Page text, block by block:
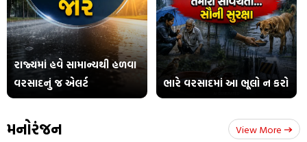
75 વર્ષ બાદ ભાજપના જનક કહેવાતા શ્યામા પ્રસાદ મુખર્જીનું
સપનુ થયુ સાકાર
રાજ્યમાં હવે સામાન્યથી હળવા
વરસાદનું જ એલર્ટ
ભારે વરસાદમાં આ ભૂલો ન કરો
મનોરંજન View More